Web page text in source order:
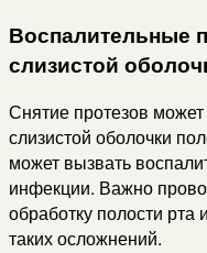
Воспалительные
слизистой
Снятие протезов
слизистой оболочки
может вызвать
инфекции. Важно
обработку полости
таких осложнений.